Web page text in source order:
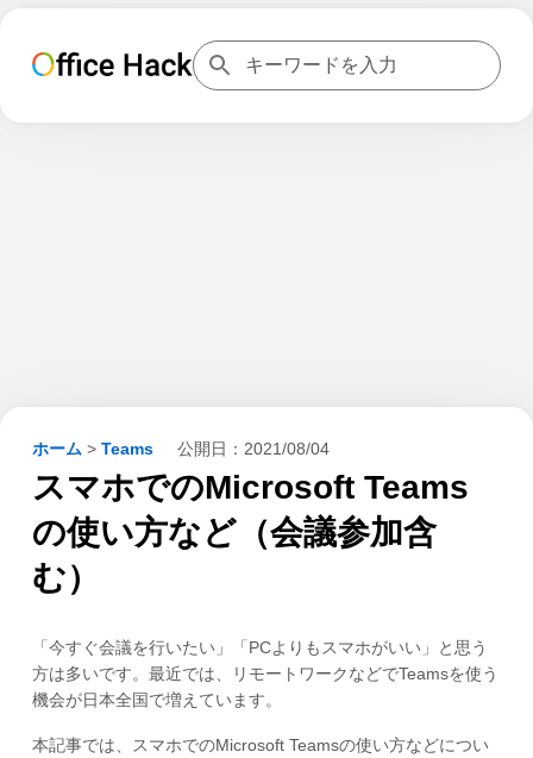
ホーム > Teams 公開日： 2021/08/04
スマホでのMicrosoft Teams
の使い方など（会議参加含
む）
「今すぐ会議を行いたい」「PCよりもスマホがいい」と思う
方は多いです。最近では、リモートワークなどでTeamsを使う
機会が日本全国で増えています。
本記事では、スマホでのMicrosoft Teamsの使い方などについ